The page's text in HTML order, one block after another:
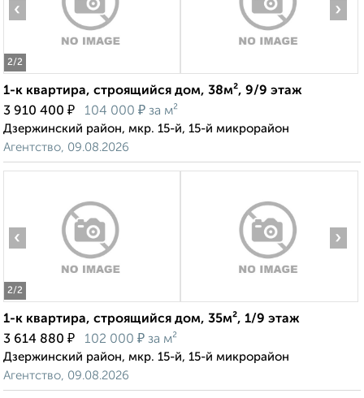
2/2
‹ ›
1-к квартира, строящийся дом, 38м², 9/9 этаж
3 910 400 ₽ 104 000 ₽ за м²
Дзержинский район, мкр. 15-й, 15-й микрорайон
Агентство, 09.08.2026
2/2
‹ ›
1-к квартира, строящийся дом, 35м², 1/9 этаж
3 614 880 ₽ 102 000 ₽ за м²
Дзержинский район, мкр. 15-й, 15-й микрорайон
Агентство, 09.08.2026